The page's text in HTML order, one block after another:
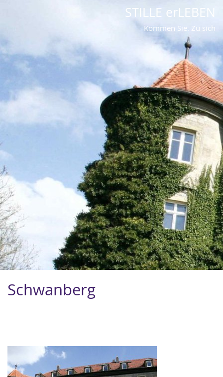
STILLE erLEBEN
Kommen Sie. Zu sich
Schwanberg